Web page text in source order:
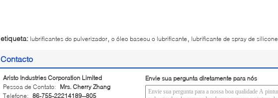
etiqueta: lubrificantes do pulverizador o óleo baseou o lubrificante lubrificante de spray de silicone
Contacto
Aristo Industries Corporation Limited
Pessoa de Contato:
Mrs. Cherry Zhang
Telefone: 86-755-22214189--805
Envie sua pergunta diretamente para nós